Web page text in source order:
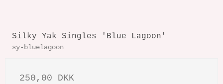
Silky Yak Singles 'Blue Lagoon'
sy-bluelagoon
250,00 DKK